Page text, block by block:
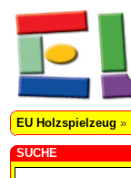
EU Holzspielzeug »
SUCHE